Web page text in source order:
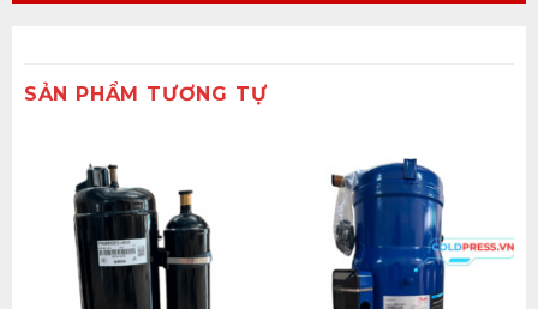
SẢN PHẨM TƯƠNG TỰ